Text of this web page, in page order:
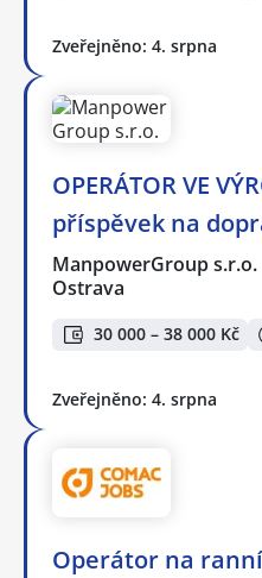
Zveřejněno: 4. srpna
OPERÁTOR VE
příspěvek na
ManpowerGroup s.r.o.
Ostrava
30 000 – 38 000 Kč
Zveřejněno: 4. srpna
Operátor na